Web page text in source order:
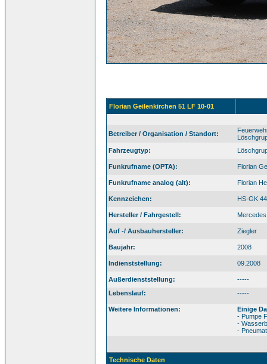
Florian Geilenkirchen 51 LF 10-01
Betreiber / Organisation / Standort:
Fahrzeugtyp:
Funkrufname (OPTA): Florian
Funkrufname analog (alt): Florian
Kennzeichen: HS-GK
Hersteller / Fahrgestell:
Auf -/ Ausbauhersteller: Ziegler
Baujahr: 2008
Indienststellung: 09.2008
Außerdienststellung:
-----
Lebenslauf:
-----
Weitere Informationen:
Einige
- Pumpe
-
-
Technische Daten